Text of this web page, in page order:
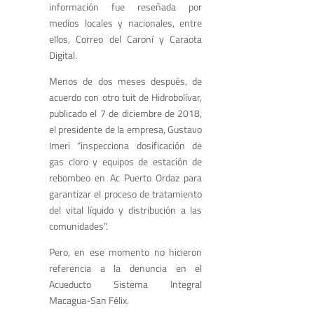
información fue reseñada por
medios locales y nacionales, entre
ellos, Correo del Caroní y Caraota
Digital.
Menos de dos meses después, de
acuerdo con otro tuit de Hidrobolívar,
publicado el 7 de diciembre de 2018,
el presidente de la empresa, Gustavo
Imeri “inspecciona dosificación de
gas cloro y equipos de estación de
rebombeo en Ac Puerto Ordaz para
garantizar el proceso de tratamiento
del vital líquido y distribución a las
comunidades”.
Pero, en ese momento no hicieron
referencia a la denuncia en el
Acueducto Sistema Integral
Macagua-San Félix.